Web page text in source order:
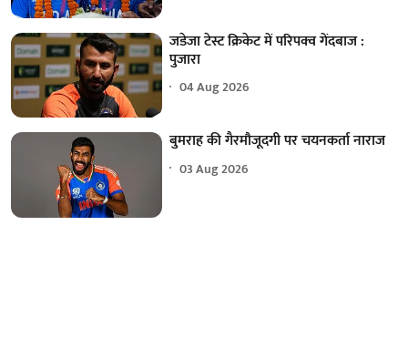
जडेजा टेस्ट क्रिकेट में परिपक्व गेंदबाज :
पुजारा
04 Aug 2026
बुमराह की गैरमौजूदगी पर चयनकर्ता नाराज
03 Aug 2026